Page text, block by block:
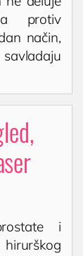
u
protiv
način,
i